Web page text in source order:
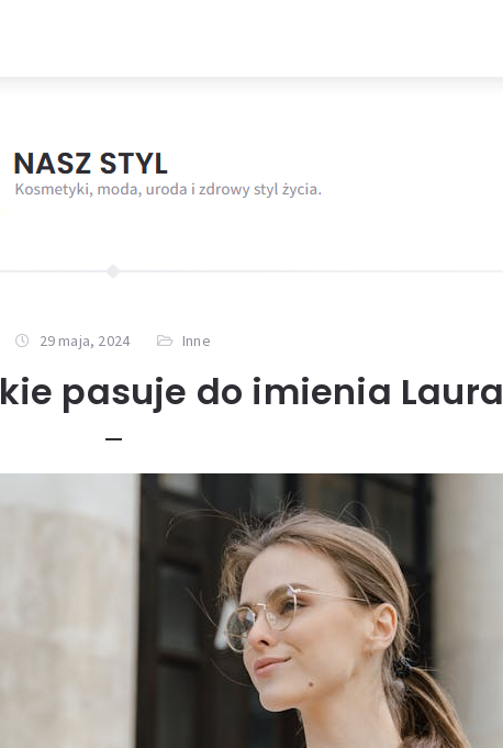
29 maja, 2024 Inne
pasuje do imienia Laura